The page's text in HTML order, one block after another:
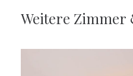
Weitere Zimmer